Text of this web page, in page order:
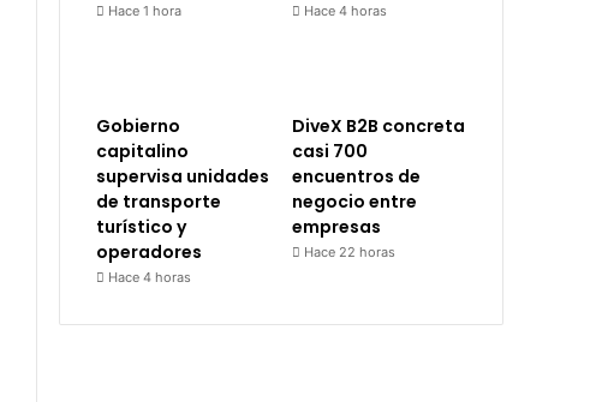
Hace 1 hora Hace 4 horas
Gobierno
capitalino
supervisa unidades
de transporte
turístico y
operadores
Hace 4 horas
DiveX B2B concreta
casi 700
encuentros de
negocio entre
empresas
Hace 22 horas